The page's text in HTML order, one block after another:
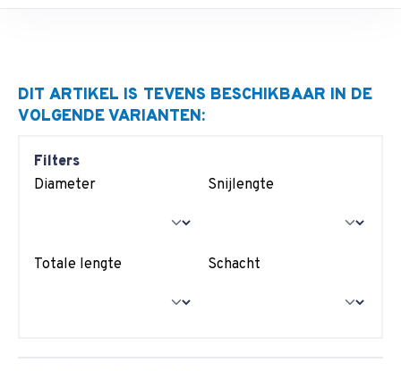
DIT ARTIKEL IS TEVENS BESCHIKBAAR IN DE
VOLGENDE VARIANTEN:
Filters
Diameter
Snijlengte
Totale lengte Schacht